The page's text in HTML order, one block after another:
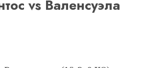
vs Валенсуэла